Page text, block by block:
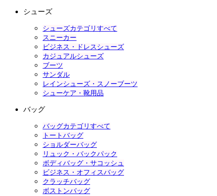
シューズ
シューズカテゴリすべて
スニーカー
ビジネス・ドレスシューズ
カジュアルシューズ
ブーツ
サンダル
レインシューズ・スノーブーツ
シューケア・靴用品
バッグ
バッグカテゴリすべて
トートバッグ
ショルダーバッグ
リュック・バックパック
ボディバッグ・サコッシュ
ビジネス・オフィスバッグ
クラッチバッグ
ボストンバッグ